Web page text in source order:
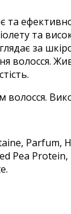
та
та
за
волосся.
Parfum,